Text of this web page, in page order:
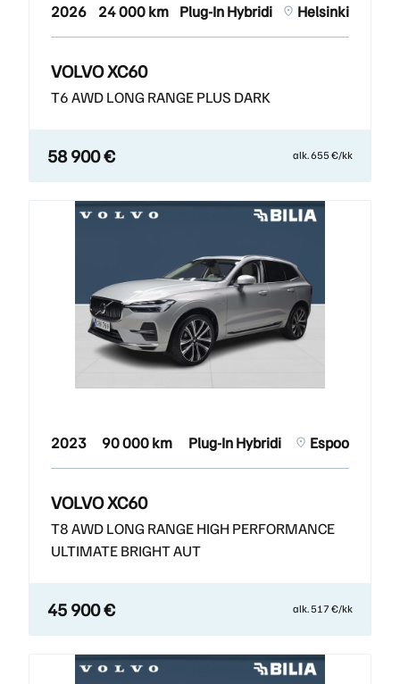
2026 24 000 km Plug-In Hybridi Helsinki
VOLVO XC60
T6 AWD LONG RANGE PLUS DARK
58 900 € alk. 655 €/kk
2023 90 000 km Plug-In Hybridi Espoo
VOLVO XC60
T8 AWD LONG RANGE HIGH PERFORMANCE
ULTIMATE BRIGHT AUT
45 900 € alk. 517 €/kk